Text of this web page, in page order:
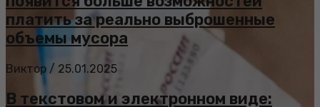
платить за реально выброшенные
объемы мусора
Виктор / 25.01.2025
В текстовом и электронном виде: